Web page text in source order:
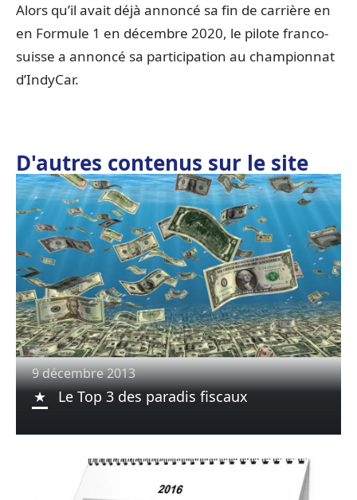
Alors qu’il avait déjà annoncé sa fin de carrière en
en Formule 1 en décembre 2020, le pilote franco-
suisse a annoncé sa participation au championnat
d’IndyCar.
D'autres contenus sur le site
9 décembre 2013
Le Top 3 des paradis fiscaux